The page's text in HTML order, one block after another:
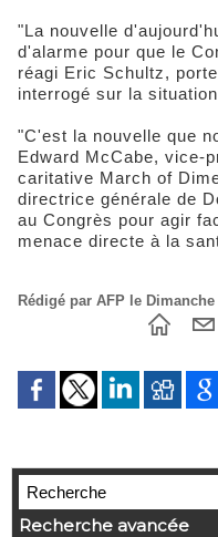
"La nouvelle
d'alarme pour que le
réagi Eric Schultz,
interrogé sur la
"C'est la nouvelle que
Edward McCabe, vice-
caritative March of
directrice générale de
au Congrès pour agir
menace directe à la
Rédigé par AFP le
Recherche avancée